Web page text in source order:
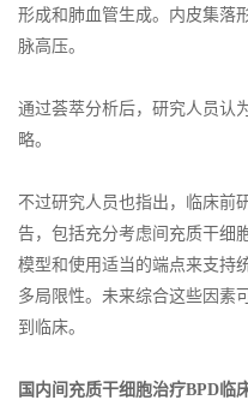
形成和肺血管生成。内皮集落
脉高压。
通过荟萃分析后，研究人员认
略。
不过研究人员也指出，临床前
告，包括充分考虑间充质干细
模型和使用适当的端点来支持
多局限性。未来综合这些因素
到临床。
国内间充质干细胞治疗BPD临